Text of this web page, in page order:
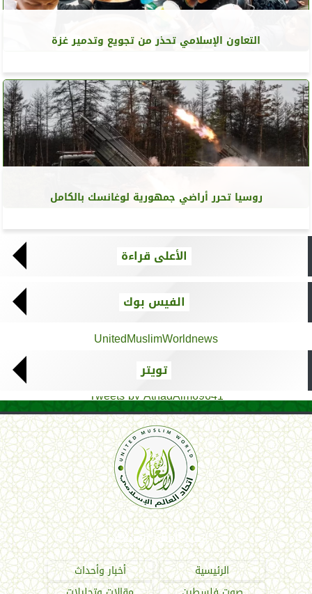
التعاون الإسلامي تحذر من تجويع وتدمير غزة
روسيا تحرر أراضي جمهورية لوغانسك بالكامل
الأعلى قراءة
الفيس بوك
UnitedMuslimWorldnews
تويتر
Tweets by AthadAlm69641
اتحاد العالم الإسلامي
الرئيسية
أخبار وأحداث